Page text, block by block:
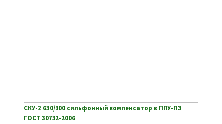
СКУ-2 630/800 сильфонный компенсатор в ППУ-ПЭ
ГОСТ 30732-2006